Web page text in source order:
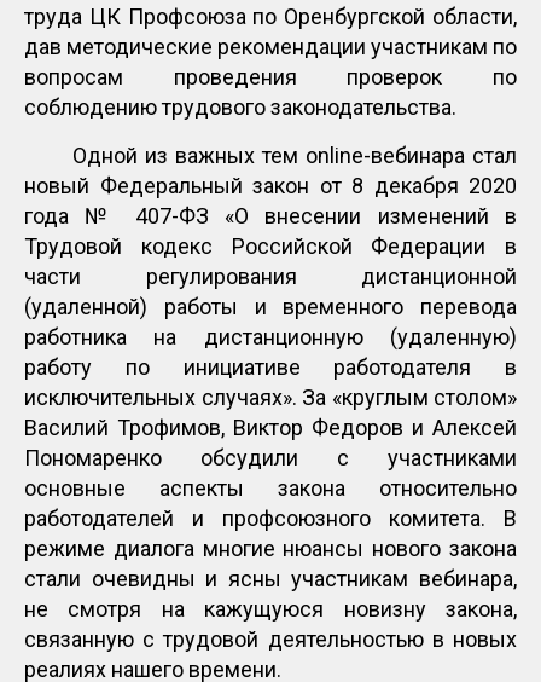
труда ЦК Профсоюза по Оренбургской области,
дав методические рекомендации участникам по
вопросам проведения проверок по
соблюдению трудового законодательства.
Одной из важных тем online-вебинара стал
новый Федеральный закон от 8 декабря 2020
года № 407-ФЗ «О внесении изменений в
Трудовой кодекс Российской Федерации в
части регулирования дистанционной
(удаленной) работы и временного перевода
работника на дистанционную (удаленную)
работу по инициативе работодателя в
исключительных случаях». За «круглым столом»
Василий Трофимов, Виктор Федоров и Алексей
Пономаренко обсудили с участниками
основные аспекты закона относительно
работодателей и профсоюзного комитета. В
режиме диалога многие нюансы нового закона
стали очевидны и ясны участникам вебинара,
не смотря на кажущуюся новизну закона,
связанную с трудовой деятельностью в новых
реалиях нашего времени.